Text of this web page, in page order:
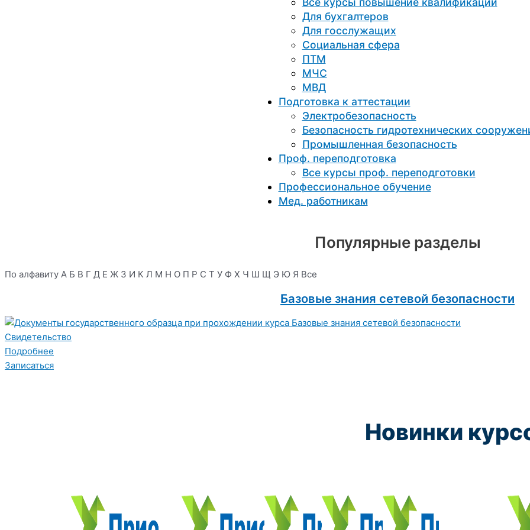
Для бухгалтеров
Для госслужащих
Социальная сфера
ПТМ
МЧС
МВД
Подготовка к aттестации
Электробезопасность
Безопасность гидротехнических
Промышленная безопасность
Проф. переподготовка
Все курсы проф. переподготовки
Профессиональное обучение
Мед. работникам
Популярные разделы
По алфавиту А Б В Г Д Е Ж З И К Л М Н О П Р С Т У Ф Х Ч Ш Щ Э Ю Я Все
Базовые знания сетевой безопасности
Свидетельство
Подробнее
Записаться
Новинки
Курс обучения:
Электромеханик по ремонту и обслуживанию
9800 руб.
Курс обучения:
Чистильщик металла, отливок, изделий и
9800 руб.
Штамповщик-180 часов
9800 руб.
Курс